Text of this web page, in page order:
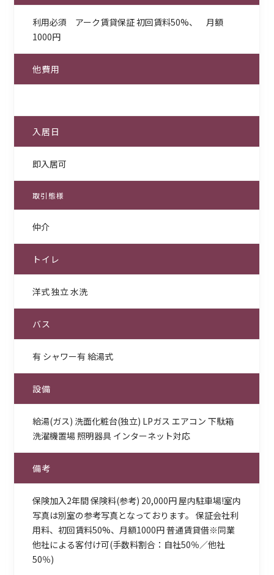
利用必須 アーク賃貸保証 初回賃料50%、 月額
1000円
他費用
入居日
即入居可
取引態様
仲介
トイレ
洋式 独立 水洗
バス
有 シャワー有 給湯式
設備
給湯(ガス) 洗面化粧台(独立) LPガス エアコン 下駄箱
洗濯機置場 照明器具 インターネット対応
備考
保険加入2年間 保険料(参考) 20,000円 屋内駐車場!室内
写真は別室の参考写真となっております。 保証会社利
用料、初回賃料50%、月額1000円 普通賃貸借※同業
他社による客付け可(手数料割合：自社50％／他社
50％)